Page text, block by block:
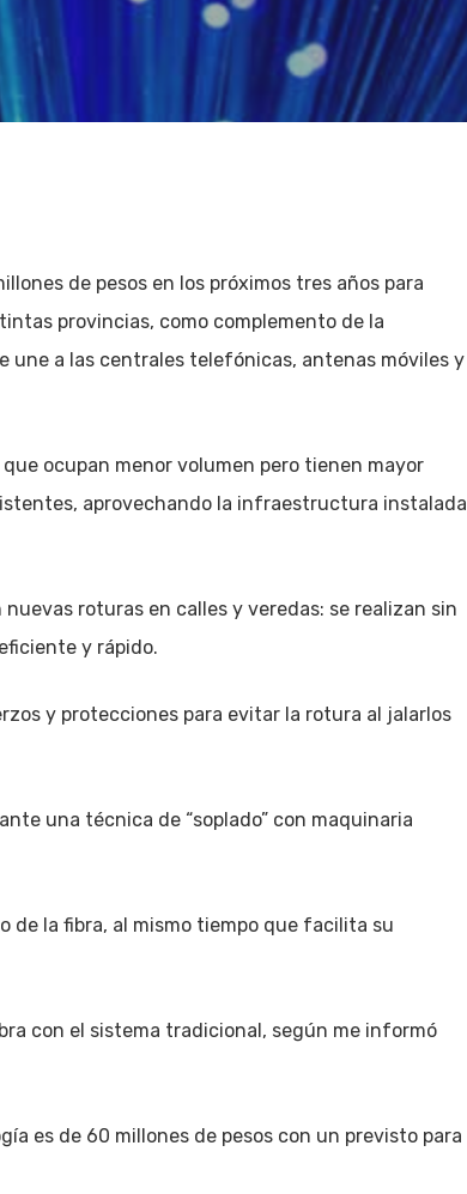
de pesos en los próximos tres años para
provincias, como complemento de la
a las centrales telefónicas, antenas móviles y
ocupan menor volumen pero tienen mayor
aprovechando la infraestructura instalada
roturas en calles y veredas: se realizan sin
y rápido.
y protecciones para evitar la rotura al jalarlos
una técnica de “soplado” con maquinaria
de la fibra, al mismo tiempo que facilita su
con el sistema tradicional, según me informó
es de 60 millones de pesos con un previsto para